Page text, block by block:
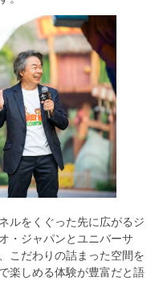
ルをくぐった先に広がるジ
・ジャパンとユニバーサ
こだわりの詰まった空間を
楽しめる体験が豊富だと語